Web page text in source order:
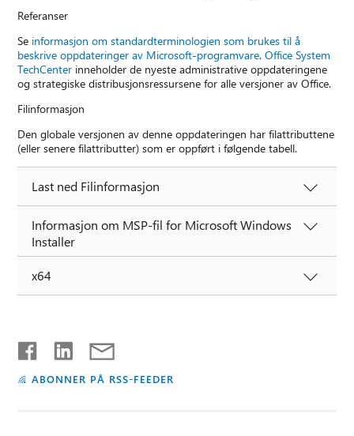
Referanser
Se informasjon om standardterminologien som brukes til å
beskrive oppdateringer av Microsoft-programvare.Office System
TechCenter inneholder de nyeste administrative oppdateringene
og strategiske distribusjonsressursene for alle versjoner av Office.
Filinformasjon
Den globale versjonen av denne oppdateringen har filattributtene
(eller senere filattributter) som er oppført i følgende tabell.
Last ned Filinformasjon
Informasjon om MSP-fil for Microsoft Windows
Installer
x64
ABONNER PÅ RSS-FEEDER